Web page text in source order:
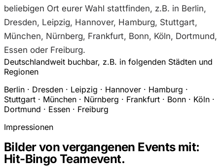
beliebigen Ort eurer Wahl stattfinden, z.B. in Berlin,
Dresden, Leipzig, Hannover, Hamburg, Stuttgart,
München, Nürnberg, Frankfurt, Bonn, Köln, Dortmund,
Essen oder Freiburg.
Deutschlandweit buchbar, z.B. in folgenden Städten und
Regionen
Berlin · Dresden · Leipzig · Hannover · Hamburg ·
Stuttgart · München · Nürnberg · Frankfurt · Bonn · Köln ·
Dortmund · Essen · Freiburg
Impressionen
Bilder von vergangenen Events mit:
Hit-Bingo Teamevent.